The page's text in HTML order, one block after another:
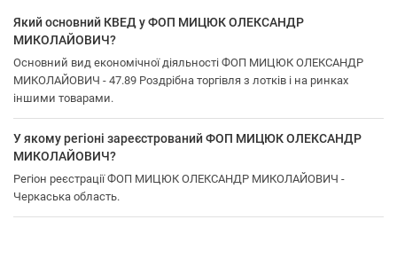
Який основний КВЕД у ФОП МИЦЮК ОЛЕКСАНДР
МИКОЛАЙОВИЧ?
Основний вид економічної діяльності ФОП МИЦЮК ОЛЕКСАНДР
МИКОЛАЙОВИЧ - 47.89 Роздрібна торгівля з лотків і на ринках
іншими товарами.
У якому регіоні зареєстрований ФОП МИЦЮК ОЛЕКСАНДР
МИКОЛАЙОВИЧ?
Регіон реєстрації ФОП МИЦЮК ОЛЕКСАНДР МИКОЛАЙОВИЧ -
Черкаська область.